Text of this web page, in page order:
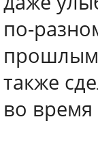
по-
также
во время